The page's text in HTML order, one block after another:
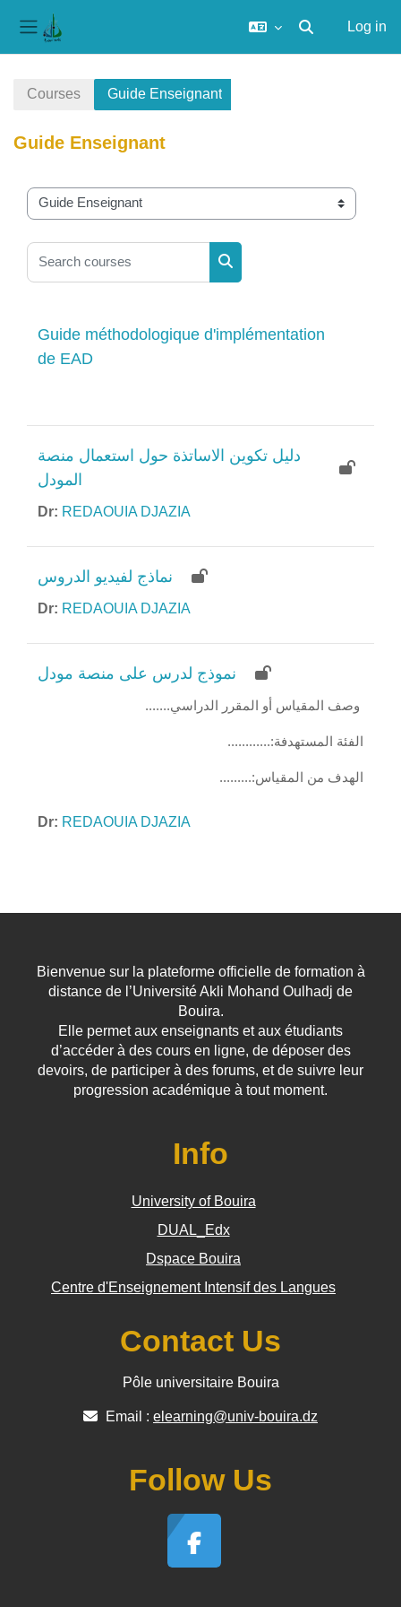
Side panel Toggle search
Log in
Courses Guide Enseignant
Guide Enseignant
Course categories
Search courses
Search courses
Guide méthodologique d'implémentation
de EAD
دليل تكوين الاساتذة حول استعمال منصة
المودل
Dr: REDAOUIA DJAZIA
نماذج لفيديو الدروس
Dr: REDAOUIA DJAZIA
نموذج لدرس على منصة مودل
............:الفئة المستهدفة
.........:الهدف من المقياس
Dr: REDAOUIA DJAZIA
Bienvenue sur la plateforme officielle de formation à
distance de l’Université Akli Mohand Oulhadj de
Bouira.
Elle permet aux enseignants et aux étudiants
d’accéder à des cours en ligne, de déposer des
devoirs, de participer à des forums, et de suivre leur
progression académique à tout moment.
Info
University of Bouira
DUAL_Edx
Dspace Bouira
Centre d'Enseignement Intensif des Langues
Contact Us
Pôle universitaire Bouira
Email : elearning@univ-bouira.dz
Follow Us